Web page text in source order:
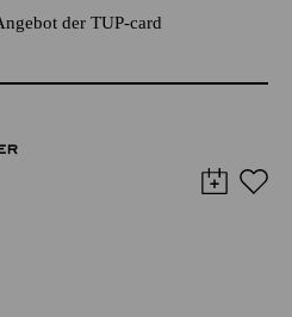
der TUP-card